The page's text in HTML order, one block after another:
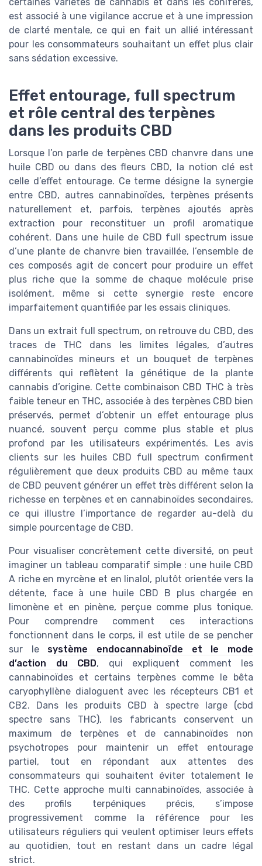
est associé à une vigilance accrue et à une impression
de clarté mentale, ce qui en fait un allié intéressant
pour les consommateurs souhaitant un effet plus clair
sans sédation excessive.
Effet entourage, full spectrum
et rôle central des terpènes
dans les produits CBD
Lorsque l’on parle de terpènes CBD chanvre dans une
huile CBD ou dans des fleurs CBD, la notion clé est
celle d’effet entourage. Ce terme désigne la synergie
entre CBD, autres cannabinoïdes, terpènes présents
naturellement et, parfois, terpènes ajoutés après
extraction pour reconstituer un profil aromatique
cohérent. Dans une huile de CBD full spectrum issue
d’une plante de chanvre bien travaillée, l’ensemble de
ces composés agit de concert pour produire un effet
plus riche que la somme de chaque molécule prise
isolément, même si cette synergie reste encore
imparfaitement quantifiée par les essais cliniques.
Dans un extrait full spectrum, on retrouve du CBD, des
traces de THC dans les limites légales, d’autres
cannabinoïdes mineurs et un bouquet de terpènes
différents qui reflètent la génétique de la plante
cannabis d’origine. Cette combinaison CBD THC à très
faible teneur en THC, associée à des terpènes CBD bien
préservés, permet d’obtenir un effet entourage plus
nuancé, souvent perçu comme plus stable et plus
profond par les utilisateurs expérimentés. Les avis
clients sur les huiles CBD full spectrum confirment
régulièrement que deux produits CBD au même taux
de CBD peuvent générer un effet très différent selon la
richesse en terpènes et en cannabinoïdes secondaires,
ce qui illustre l’importance de regarder au-delà du
simple pourcentage de CBD.
Pour visualiser concrètement cette diversité, on peut
imaginer un tableau comparatif simple : une huile CBD
A riche en myrcène et en linalol, plutôt orientée vers la
détente, face à une huile CBD B plus chargée en
limonène et en pinène, perçue comme plus tonique.
Pour comprendre comment ces interactions
fonctionnent dans le corps, il est utile de se pencher
sur le système endocannabinoïde et le mode
d’action du CBD, qui expliquent comment les
cannabinoïdes et certains terpènes comme le bêta
caryophyllène dialoguent avec les récepteurs CB1 et
CB2. Dans les produits CBD à spectre large (cbd
spectre sans THC), les fabricants conservent un
maximum de terpènes et de cannabinoïdes non
psychotropes pour maintenir un effet entourage
partiel, tout en répondant aux attentes des
consommateurs qui souhaitent éviter totalement le
THC. Cette approche multi cannabinoïdes, associée à
des profils terpéniques précis, s’impose
progressivement comme la référence pour les
utilisateurs réguliers qui veulent optimiser leurs effets
au quotidien, tout en restant dans un cadre légal
strict.